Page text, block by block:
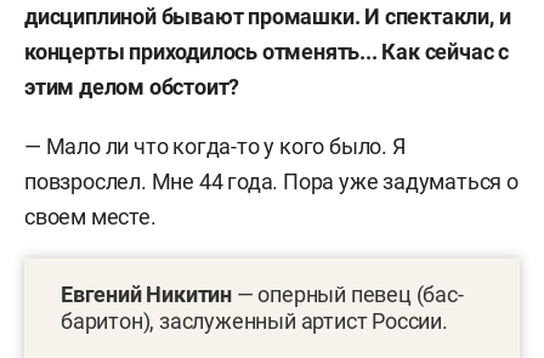
дисциплиной бывают промашки. И спектакли, и
концерты приходилось отменять... Как сейчас с
этим делом обстоит?
— Мало ли что когда-то у кого было. Я
повзрослел. Мне 44 года. Пора уже задуматься о
своем месте.
Евгений Никитин — оперный певец (бас-
баритон), заслуженный артист России.